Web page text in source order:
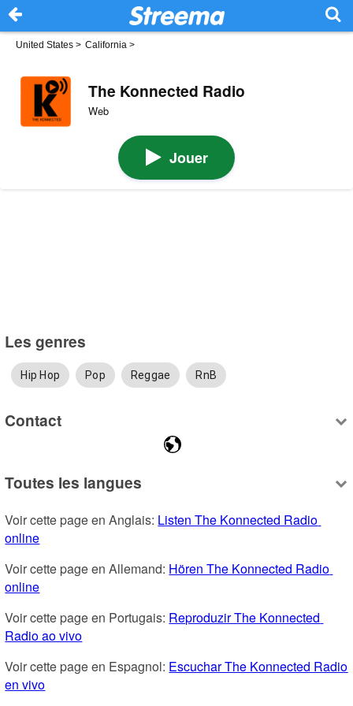
United States > California >
The Konnected Radio
Web
Jouer
Les genres
Hip Hop Pop Reggae RnB
Contact
Toutes les langues
Voir cette page en Anglais: Listen The Konnected Radio
online
Voir cette page en Allemand: Hören The Konnected Radio
online
Voir cette page en Portugais: Reproduzir The Konnected
Radio ao vivo
Voir cette page en Espagnol: Escuchar The Konnected Radio
en vivo